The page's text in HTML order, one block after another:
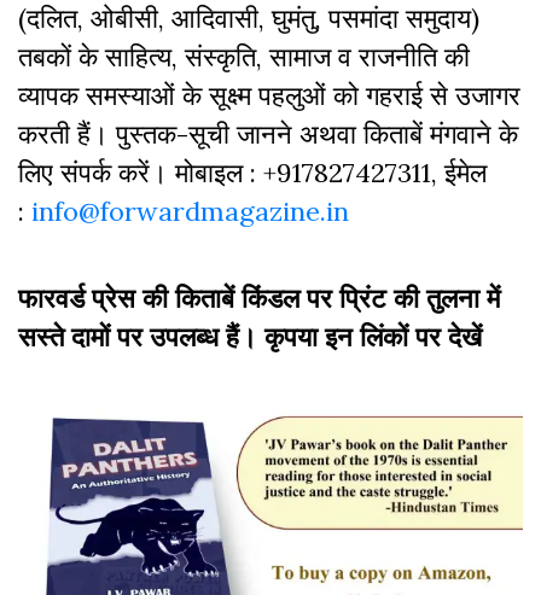
(दलित, ओबीसी, आदिवासी, घुमंतु, पसमांदा समुदाय)
तबकों के साहित्‍य, संस्कृति, सामाज व राजनीति की
व्‍यापक समस्‍याओं के सूक्ष्म पहलुओं को गहराई से उजागर
करती हैं। पुस्तक-सूची जानने अथवा किताबें मंगवाने के
लिए संपर्क करें। मोबाइल : +917827427311, ईमेल
: info@forwardmagazine.in
फारवर्ड प्रेस की किताबें किंडल पर प्रिंट की तुलना में
सस्ते दामों पर उपलब्ध हैं। कृपया इन लिंकों पर देखें